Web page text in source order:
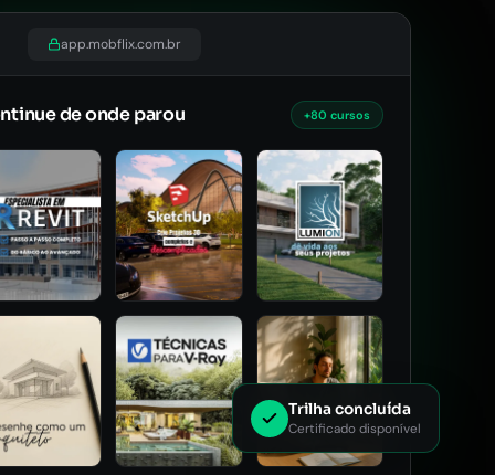
app.mobflix.com.br
de onde parou +80 cursos
Trilha concluída
Certificado disponível